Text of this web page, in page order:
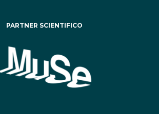
PARTNER SCIENTIFICO